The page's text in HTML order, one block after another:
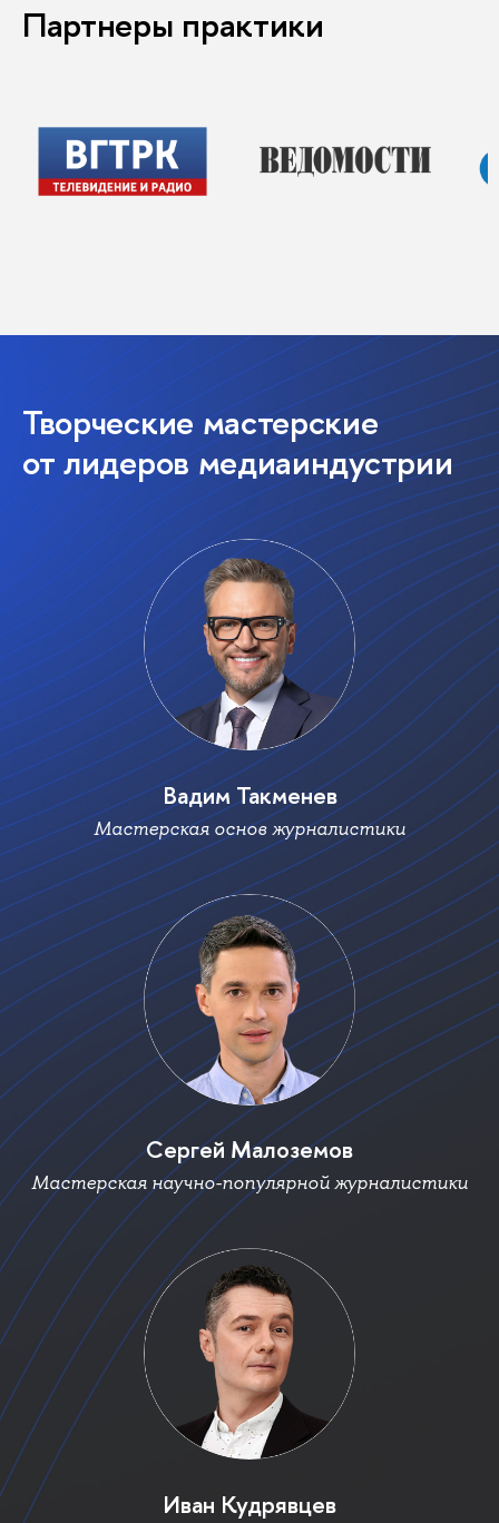
Партнеры практики
Творческие мастерские
от лидеров медиаиндустрии
адим Такмене
Мастерская основ журналистики
Сергей Малоземо
Мастерская научно-популярной журналистики
Иван Кудрявце